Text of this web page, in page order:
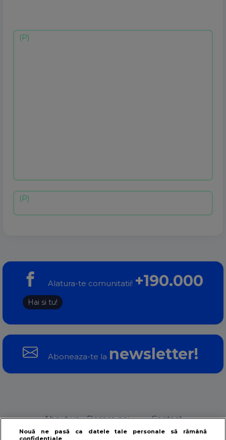
Alatura-te comunitatii! +190.000
Hai si tu!
Aboneaza-te la newsletter!
About us – Despre noi Contact
Nouă ne pasă ca datele tale personale să rămână
confidențiale